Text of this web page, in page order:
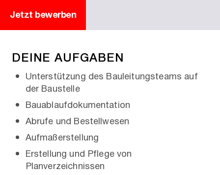
Jetzt bewerben
DEINE AUFGABEN
Unterstützung des Bauleitungsteams auf
der Baustelle
Bauablaufdokumentation
Abrufe und Bestellwesen
Aufmaßerstellung
Erstellung und Pflege von
Planverzeichnissen